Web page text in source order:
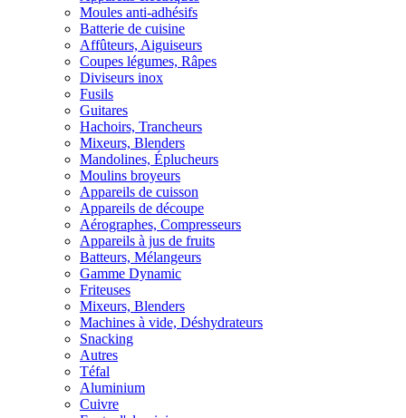
Moules anti-adhésifs
Batterie de cuisine
Affûteurs, Aiguiseurs
Coupes légumes, Râpes
Diviseurs inox
Fusils
Guitares
Hachoirs, Trancheurs
Mixeurs, Blenders
Mandolines, Éplucheurs
Moulins broyeurs
Appareils de cuisson
Appareils de découpe
Aérographes, Compresseurs
Appareils à jus de fruits
Batteurs, Mélangeurs
Gamme Dynamic
Friteuses
Mixeurs, Blenders
Machines à vide, Déshydrateurs
Snacking
Autres
Téfal
Aluminium
Cuivre